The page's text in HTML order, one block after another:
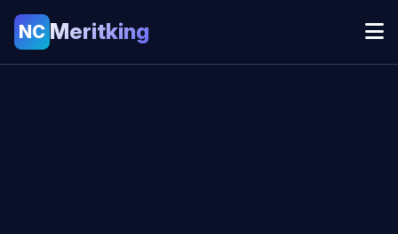
NC Meritking